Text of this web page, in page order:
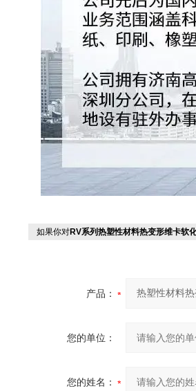
如果你对RV系列热塑性材料热变形维卡软
产品：
您的单位：
您的姓名：